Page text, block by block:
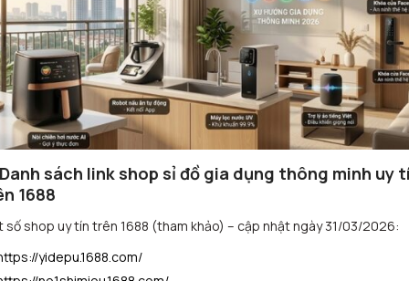
sách link shop sỉ đồ gia dụng thông minh uy
1688
số shop uy tín trên 1688 (tham khảo) – cập nhật ngày 31/03/2026:
yidepu.1688.com/